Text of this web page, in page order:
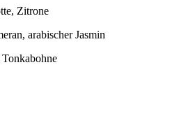
Zitrone
arabischer Jasmin